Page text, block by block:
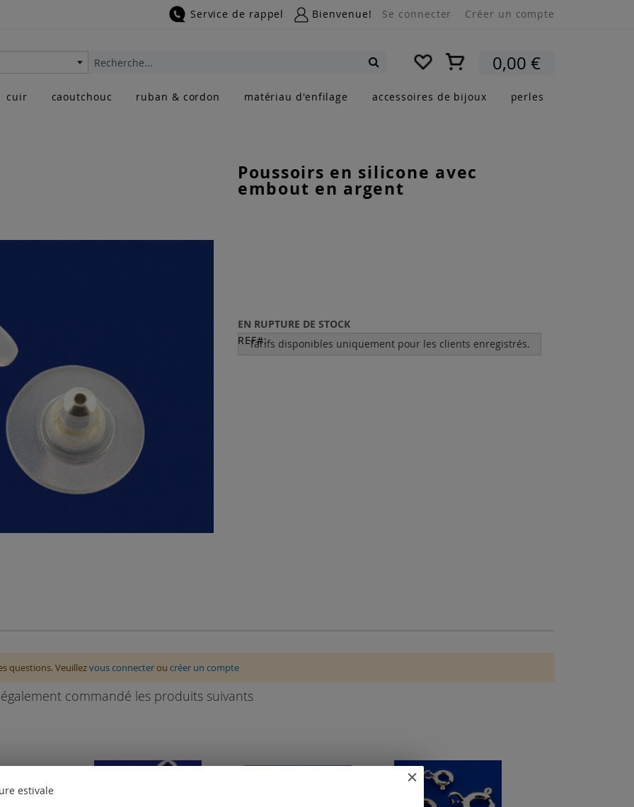
Service de rappel Bienvenue! Se connecter Créer un compte
Mon panier0,00 €
Rechercher
cuir caoutchouc ruban & cordon matériau d'enfilage accessoires de bijoux perles
Poussoirs en silicone avec
embout en argent
Tarifs disponibles uniquement pour les clients enregistrés.
EN RUPTURE DE STOCK
REF
questions. Veuillezvous connecterou créer un compte
commandé les produits suivants
estivale